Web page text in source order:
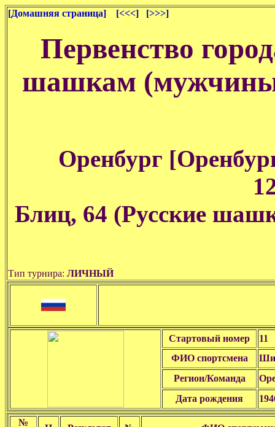
[Домашняя страница] [<<<] [>>>]
Первенство
шашкам
Оренбург
Блиц, 64 (Русские
Тип турнира: ЛИЧНЫЙ
Стартовый номер
11
ФИО спортсмена
Регион/Команда
Дата рождения
№